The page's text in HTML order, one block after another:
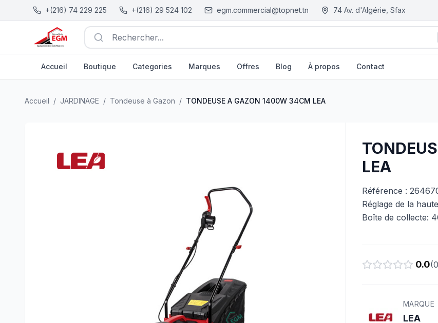
+(216) 74 229 225 +(216) 29 524 102 egm.commercial@topnet.tn 74 Av. d'Algérie, Sfax
Rechercher...
Accueil Boutique Categories Marques Offres Blog À propos Contact
Accueil / JARDINAGE / Tondeuse à Gazon / TONDEUSE A GAZON 1400W 34CM LEA
LEA
Référence :
Réglage de la
Boîte de collecte:
0.0(0
MARQUE
LEA